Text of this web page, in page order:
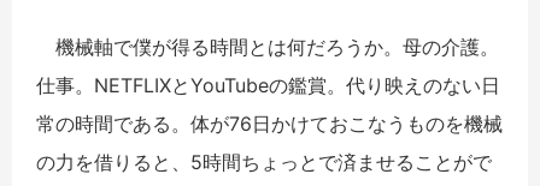
機械軸で僕が得る時間とは何だろうか。母の介護。
仕事。NETFLIXとYouTubeの鑑賞。代り映えのない日
常の時間である。体が76日かけておこなうものを機械
の力を借りると、5時間ちょっとで済ませることがで